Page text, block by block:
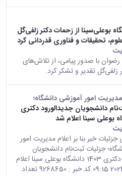
بوعلی‌سینا از زحمات دکتر زلفی‌گل
تحقیقات و فناوری قدردانی کرد
با صدور پیامی، از تلاش‌های
زلفی‌گل تقدیر و تشکر کرد.
مدیریت امور آموزشی دانشگاه؛
دانشجویان جدیدالورود دکتری
خبر بنا بر اعلام مدیریت امور
جزئیات ثبت‌نام دانشجویان
جدیدالورود دکتری 1403 دانشگاه بوعلی سینا اعلام
شد 24 08 2024 09:15 کد خبر : 9268650 تعداد